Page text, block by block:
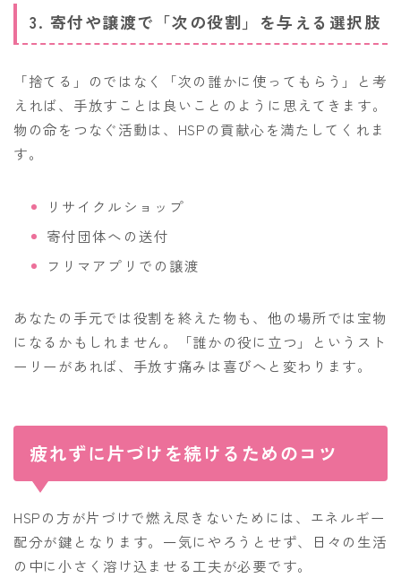
3. 寄付や譲渡で「次の役割」を与える選択肢
「捨てる」のではなく「次の誰かに使ってもらう」と考
えれば、手放すことは良いことのように思えてきます。
物の命をつなぐ活動は、HSPの貢献心を満たしてくれま
す。
リサイクルショップ
寄付団体への送付
フリマアプリでの譲渡
あなたの手元では役割を終えた物も、他の場所では宝物
になるかもしれません。「誰かの役に立つ」というスト
ーリーがあれば、手放す痛みは喜びへと変わります。
疲れずに片づけを続けるためのコツ
HSPの方が片づけで燃え尽きないためには、エネルギー
配分が鍵となります。一気にやろうとせず、日々の生活
の中に小さく溶け込ませる工夫が必要です。